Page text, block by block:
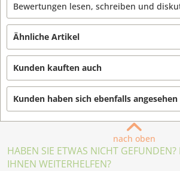
Bewertungen lesen, schreiben und
Ähnliche Artikel
Kunden kauften auch
Kunden haben sich ebenfalls angesehen
nach oben
HABEN SIE ETWAS NICHT
IHNEN WEITERHELFEN?